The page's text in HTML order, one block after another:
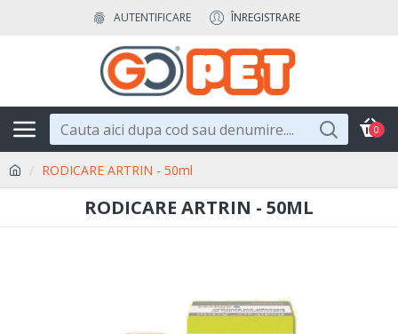
AUTENTIFICARE ÎNREGISTRARE
0
RODICARE ARTRIN - 50ml
RODICARE ARTRIN - 50ML